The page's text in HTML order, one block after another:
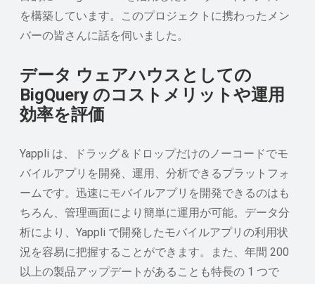
を構築しています。このプロジェクトに携わったメン
バーの皆さんに話を伺いました。
データ ウェアハウスとしての
BigQuery のコストメリットや運用
効率を評価
Yappli は、ドラッグ＆ドロップだけのノーコードでモ
バイルアプリを開発、運用、分析できるプラットフォ
ームです。迅速にモバイルアプリを開発できるのはも
ちろん、管理画面により簡単に運用が可能。データ分
析により、Yappli で開発したモバイルアプリの利用状
況を容易に把握することができます。また、年間 200
以上の製品アップデートがあることも特長の 1 つで